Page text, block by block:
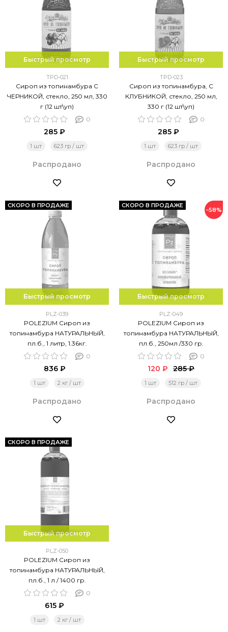
Быстрый просмотр
TPD-021
Сироп из топинамбура С
ЧЕРНИКОЙ, стекло, 250 мл, 330
г (12 шт\уп)
0
285 ₽
1 шт 623 гр / шт
Распродано
Быстрый просмотр
TPD-023
Сироп из топинамбура, С
КЛУБНИКОЙ, стекло, 250 мл,
330 г (12 шт\уп)
0
285 ₽
1 шт 623 гр / шт
Распродано
СКОРО В ПРОДАЖЕ
Быстрый просмотр
PLZ-039
POLEZIUM Сироп из
топинамбура НАТУРАЛЬНЫЙ,
пл.б., 1 литр, 1.36кг.
0
836 ₽
1 шт 2 кг / шт
Распродано
СКОРО В ПРОДАЖЕ
−58%
Быстрый просмотр
PLZ-049
POLEZIUM Сироп из
топинамбура НАТУРАЛЬНЫЙ,
пл.б., 250мл /330 гр.
0
120 ₽ 285 ₽
1 шт 512 гр / шт
Распродано
СКОРО В ПРОДАЖЕ
Быстрый просмотр
PLZ-050
POLEZIUM Сироп из
топинамбура НАТУРАЛЬНЫЙ,
пл.б., 1 л / 1400 гр.
0
615 ₽
1 шт 2 кг / шт